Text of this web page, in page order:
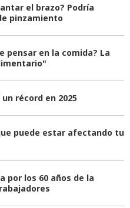
el brazo? Podría
pinzamiento
pensar en la comida? La
récord en 2025
puede estar afectando tu
por los 60 años de la